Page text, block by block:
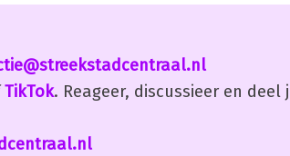
TikTok. Reageer, discussieer en deel